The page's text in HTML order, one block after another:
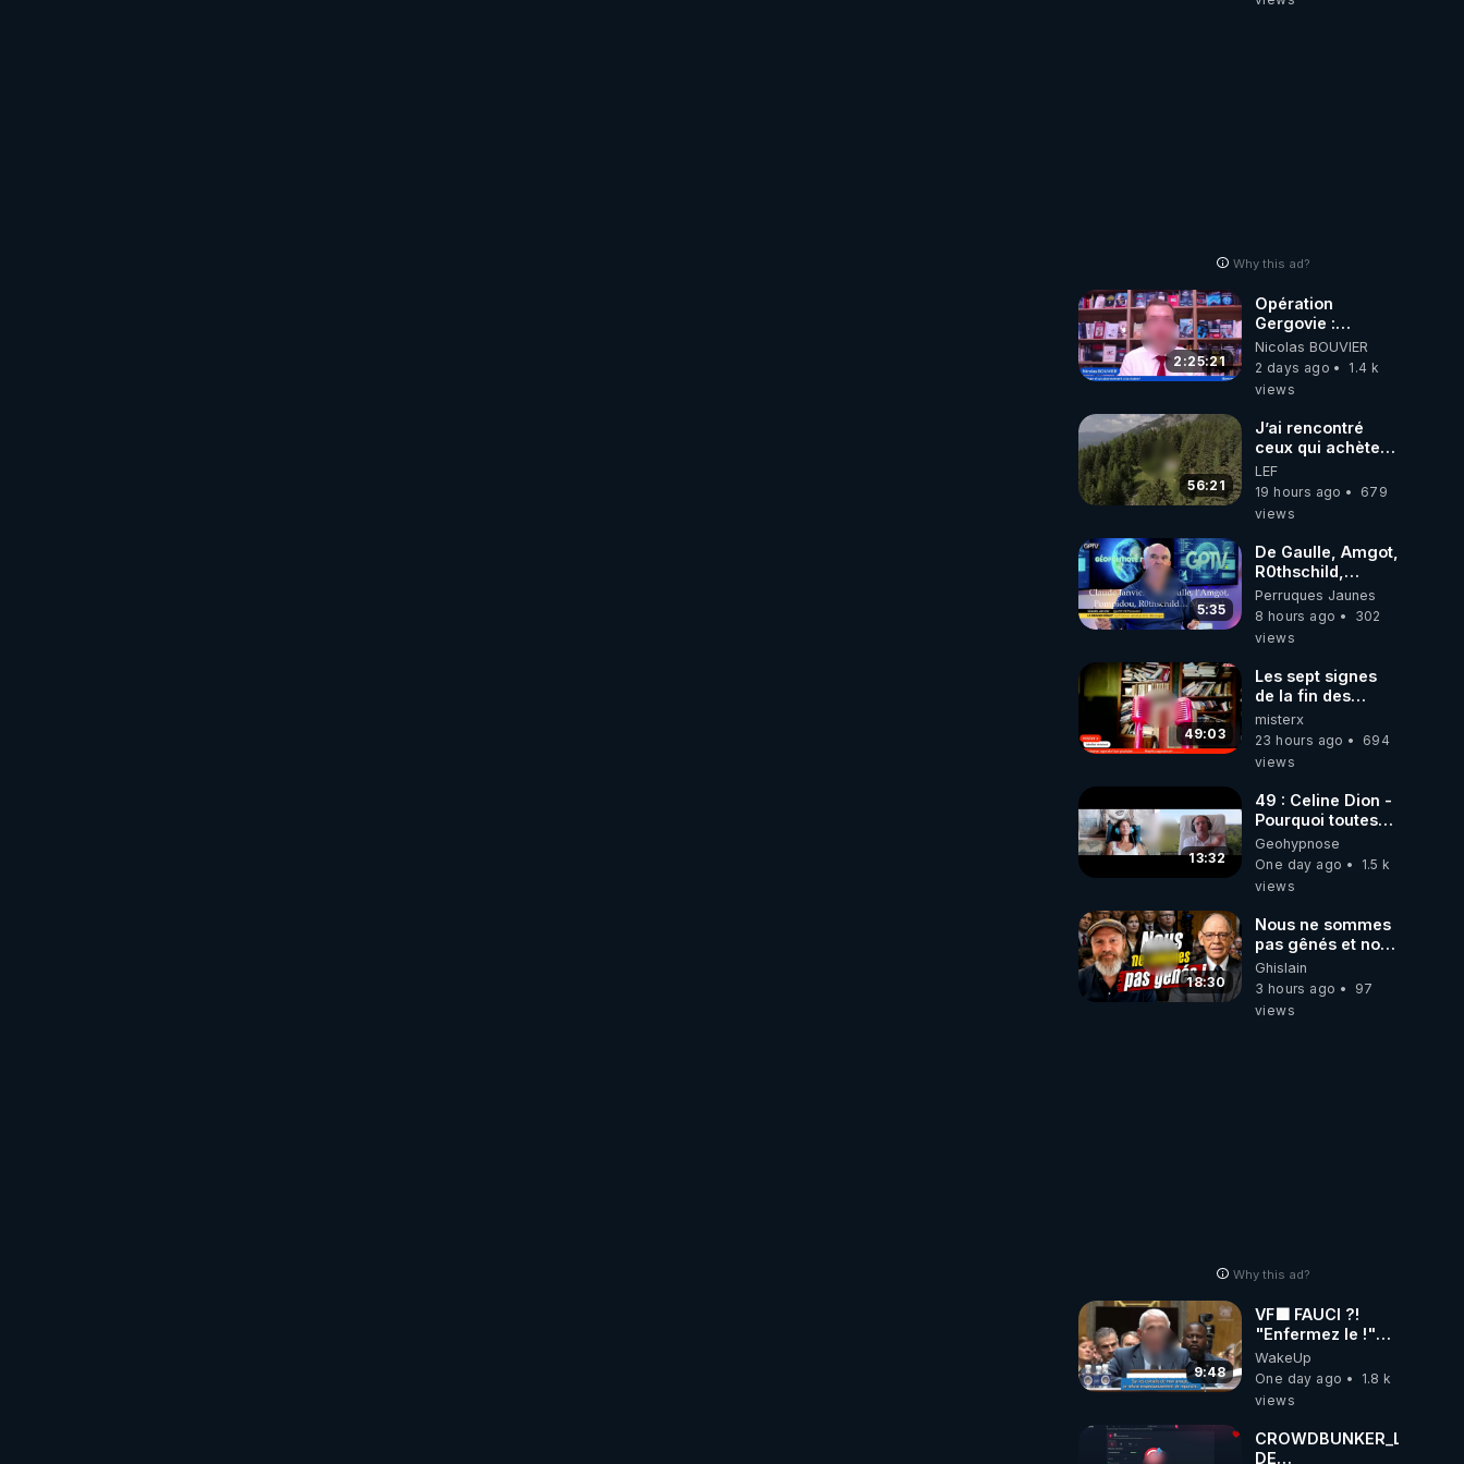
Why this ad?
2:25:21
Opération
Gergovie :
‪@38resistancegauloise‬
‪@MarionSigautOfficiel‬
‪@gladysriifard5710‬
Nicolas BOUVIER
2 days ago
1.4 k
views
56:21
J’ai rencontré
ceux qui achètent
des bunkers pour
survivre à la fin
du monde
LEF
19 hours ago
679
views
5:35
De Gaulle, Amgot,
R0thschild,
Macron &
Pompidou…
Macron Claude
X 2024
Perruques Jaunes
8 hours ago
302
views
49:03
Les sept signes
de la fin des
temps selon
l’intervenant
misterx
23 hours ago
694
views
13:32
49 : Celine Dion -
Pourquoi toutes
ces rumeurs ?
Enquête sous
hypnose
Geohypnose
One day ago
1.5 k
views
18:30
Nous ne sommes
pas gênés et nous
n’avons pas
besoin de nous
excuser ! #jw
Ghislain
3 hours ago
97
views
Why this ad?
9:48
VF🟩 FAUCI ?!
"Enfermez le !"
(Lock him up!) -
Quartz Traduction
WakeUp
One day ago
1.8 k
views
CROWDBUNKER_LOI
DE